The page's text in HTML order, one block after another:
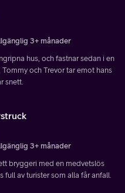
3+ månader
hus, och fastnar sedan i en
och Trevor tar emot hans
snett.
3+ månader
bryggeri med en medvetslös
full av turister som alla får anfall.